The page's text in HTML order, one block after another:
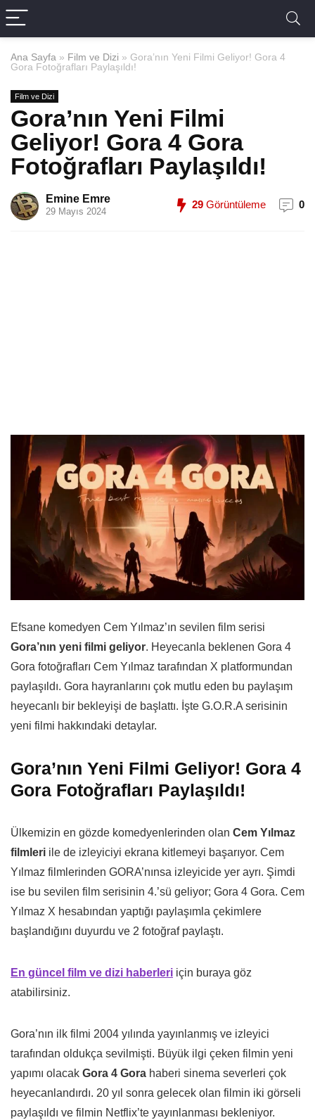
Ana Sayfa » Film ve Dizi » Gora’nın Yeni Filmi Geliyor! Gora 4
Gora Fotoğrafları Paylaşıldı!
Film ve Dizi
Gora’nın Yeni Filmi
Geliyor! Gora 4 Gora
Fotoğrafları Paylaşıldı!
Emine Emre
29 Mayıs 2024
29 Görüntüleme 0
Efsane komedyen Cem Yılmaz’ın sevilen film serisi
Gora’nın yeni filmi geliyor. Heyecanla beklenen Gora 4
Gora fotoğrafları Cem Yılmaz tarafından X platformundan
paylaşıldı. Gora hayranlarını çok mutlu eden bu paylaşım
heyecanlı bir bekleyişi de başlattı. İşte G.O.R.A serisinin
yeni filmi hakkındaki detaylar.
Gora’nın Yeni Filmi Geliyor! Gora 4
Gora Fotoğrafları Paylaşıldı!
Ülkemizin en gözde komedyenlerinden olan Cem Yılmaz
filmleri ile de izleyiciyi ekrana kitlemeyi başarıyor. Cem
Yılmaz filmlerinden GORA’nınsa izleyicide yer ayrı. Şimdi
ise bu sevilen film serisinin 4.’sü geliyor; Gora 4 Gora. Cem
Yılmaz X hesabından yaptığı paylaşımla çekimlere
başlandığını duyurdu ve 2 fotoğraf paylaştı.
En güncel film ve dizi haberleri için buraya göz
atabilirsiniz.
Gora’nın ilk filmi 2004 yılında yayınlanmış ve izleyici
tarafından oldukça sevilmişti. Büyük ilgi çeken filmin yeni
yapımı olacak Gora 4 Gora haberi sinema severleri çok
heyecanlandırdı. 20 yıl sonra gelecek olan filmin iki görseli
paylaşıldı ve filmin Netflix’te yayınlanması bekleniyor.